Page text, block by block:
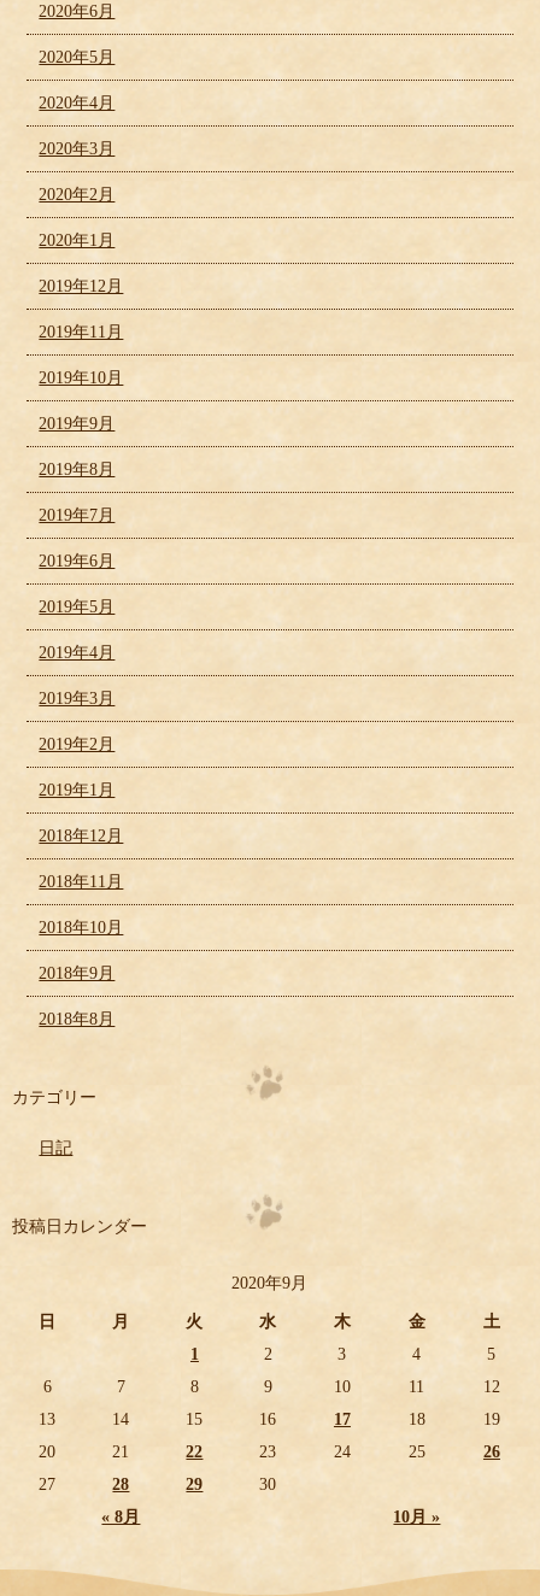
2020年6月
2020年5月
2020年4月
2020年3月
2020年2月
2020年1月
2019年12月
2019年11月
2019年10月
2019年9月
2019年8月
2019年7月
2019年6月
2019年5月
2019年4月
2019年3月
2019年2月
2019年1月
2018年12月
2018年11月
2018年10月
2018年9月
2018年8月
カテゴリー
日記
投稿日カレンダー
2020年9月
日 月 火 水 木 金 土
« 8月 10月 »
1 2 3 4
5
6
7 8 9 10 11
12
13
14 15 16 17 18
19
20
21 22 23 24 25
26
27
28 29 30